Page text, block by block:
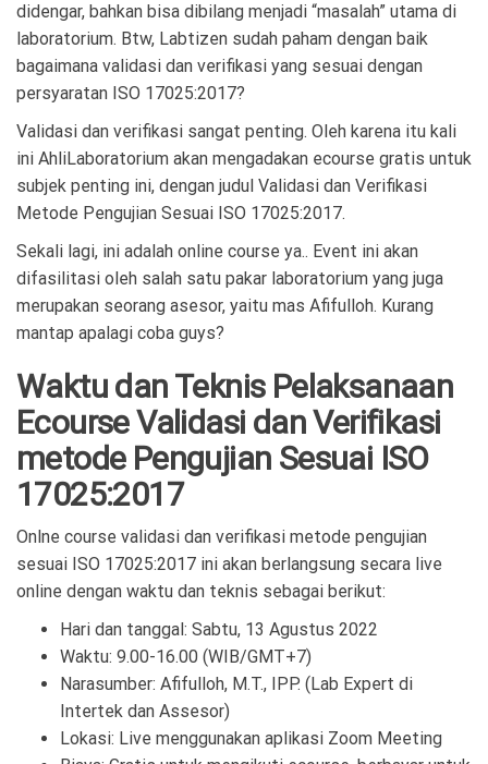
didengar, bahkan bisa dibilang menjadi “masalah” utama di
laboratorium. Btw, Labtizen sudah paham dengan baik
bagaimana validasi dan verifikasi yang sesuai dengan
persyaratan ISO 17025:2017?
Validasi dan verifikasi sangat penting. Oleh karena itu kali
ini AhliLaboratorium akan mengadakan ecourse gratis untuk
subjek penting ini, dengan judul Validasi dan Verifikasi
Metode Pengujian Sesuai ISO 17025:2017.
Sekali lagi, ini adalah online course ya.. Event ini akan
difasilitasi oleh salah satu pakar laboratorium yang juga
merupakan seorang asesor, yaitu mas Afifulloh. Kurang
mantap apalagi coba guys?
Waktu dan Teknis Pelaksanaan
Ecourse Validasi dan Verifikasi
metode Pengujian Sesuai ISO
17025:2017
Onlne course validasi dan verifikasi metode pengujian
sesuai ISO 17025:2017 ini akan berlangsung secara live
online dengan waktu dan teknis sebagai berikut:
Hari dan tanggal: Sabtu, 13 Agustus 2022
Waktu: 9.00-16.00 (WIB/GMT+7)
Narasumber: Afifulloh, M.T., IPP. (Lab Expert di
Intertek dan Assesor)
Lokasi: Live menggunakan aplikasi Zoom Meeting